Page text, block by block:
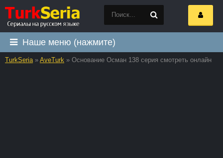
Наше меню (нажмите)
TurkSeria» AveTurk » Основание Осман 138 серия смотреть онлайн